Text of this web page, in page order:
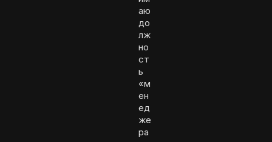
аю
до
лж
но
ст
ь
«м
ен
ед
же
ра